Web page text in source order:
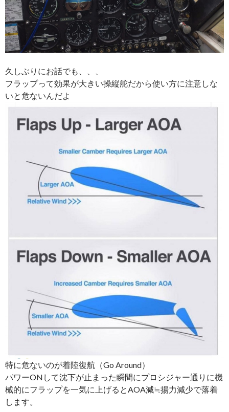
久しぶりにお話でも、、、
フラップって効果が大きい操縦舵だから使い方に注意しな
いと危ないんだよ
特に危ないのが着陸復航（Go Around）
パワーONして沈下が止まった瞬間にプロシジャー通りに機
械的にフラップを一気に上げるとAOA減≒揚力減少で落着
します。